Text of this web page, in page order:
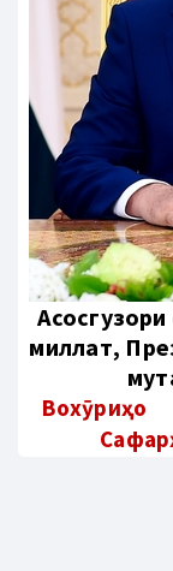
миллат,
Вохӯриҳо